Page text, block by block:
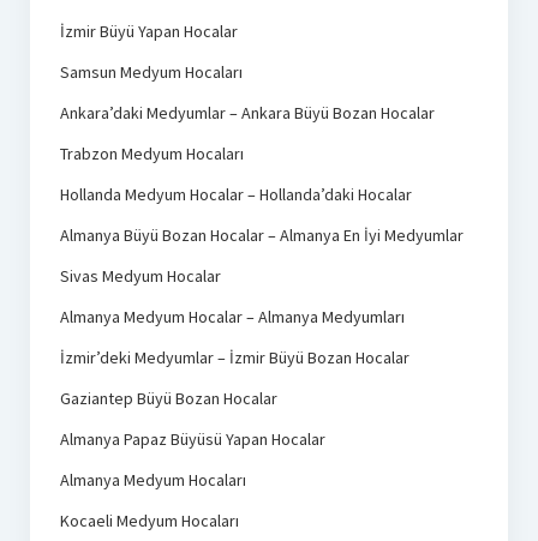
İzmir Büyü Yapan Hocalar
Samsun Medyum Hocaları
Ankara’daki Medyumlar – Ankara Büyü Bozan Hocalar
Trabzon Medyum Hocaları
Hollanda Medyum Hocalar – Hollanda’daki Hocalar
Almanya Büyü Bozan Hocalar – Almanya En İyi Medyumlar
Sivas Medyum Hocalar
Almanya Medyum Hocalar – Almanya Medyumları
İzmir’deki Medyumlar – İzmir Büyü Bozan Hocalar
Gaziantep Büyü Bozan Hocalar
Almanya Papaz Büyüsü Yapan Hocalar
Almanya Medyum Hocaları
Kocaeli Medyum Hocaları